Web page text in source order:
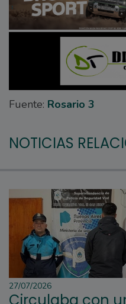
Fuente: Rosario 3
NOTICIAS
27/07/2026